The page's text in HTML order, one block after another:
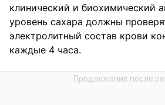
клинический и биохимический
уровень сахара должны
электролитный состав крови
каждые 4 часа.